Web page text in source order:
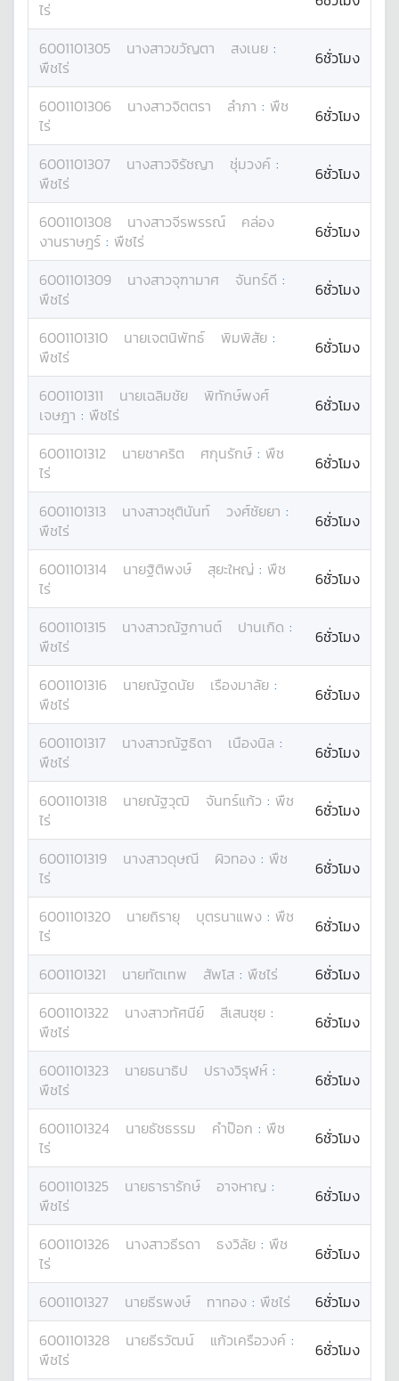
ไร่
6001101305 นางสาวขวัญตา สงเนย :
พืชไร่
6ชั่วโมง
6001101306 นางสาวจิตตรา ลำภา : พืช
ไร่
6ชั่วโมง
6001101307 นางสาวจิรัชญา ชุ่มวงค์ :
พืชไร่
6ชั่วโมง
6001101308 นางสาวจีรพรรณ์
คล่อง
งานราษฎร์ : พืชไร่ 6ชั่วโมง
6001101309 นางสาวจุฑามาศ จันทร์ดี :
พืชไร่
6ชั่วโมง
6001101310 นายเจตนิพัทธ์ พิมพิสัย :
พืชไร่
6ชั่วโมง
6001101311 นายเฉลิมชัย
พิทักษ์พงศ์
เจษฎา : พืชไร่ 6ชั่วโมง
6001101312 นายชาคริต ศกุนรักษ์ : พืช
ไร่
6ชั่วโมง
6001101313 นางสาวชุตินันท์ วงศ์ชัยยา :
พืชไร่
6ชั่วโมง
6001101314 นายฐิติพงษ์ สุยะใหญ่ : พืช
ไร่
6ชั่วโมง
6001101315 นางสาวณัฐกานต์ ปานเกิด :
พืชไร่
6ชั่วโมง
6001101316 นายณัฐดนัย เรืองมาลัย :
พืชไร่
6ชั่วโมง
6001101317 นางสาวณัฐธิดา เนืองนิล :
พืชไร่
6ชั่วโมง
6001101318 นายณัฐวุฒิ จันทร์แก้ว : พืช
ไร่
6ชั่วโมง
6001101319 นางสาวดุษณี ผิวทอง : พืช
ไร่
6ชั่วโมง
6001101320 นายถิรายุ บุตรนาแพง : พืช
ไร่
6ชั่วโมง
6001101321 นายทัตเทพ สัพโส : พืชไร่
6ชั่วโมง
6001101322
นางสาวทัศนีย์ สีเสนซุย :
พืชไร่
6ชั่วโมง
6001101323 นายธนาธิป ปรางวิรุฬห์ :
พืชไร่
6ชั่วโมง
6001101324 นายธัชธรรม คำป๊อก : พืช
ไร่
6ชั่วโมง
6001101325 นายธารารักษ์ อาจหาญ :
พืชไร่
6ชั่วโมง
6001101326 นางสาวธีรดา ธงวิลัย : พืช
ไร่
6ชั่วโมง
6001101327 นายธีรพงษ์ ทาทอง : พืชไร่
6ชั่วโมง
6001101328
นายธีรวัฒน์ แก้วเครือวงค์ :
พืชไร่
6ชั่วโมง